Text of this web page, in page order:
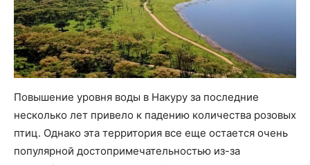
Повышение уровня воды в Накуру за последние
несколько лет привело к падению количества розовых
птиц. Однако эта территория все еще остается очень
популярной достопримечательностью из-за